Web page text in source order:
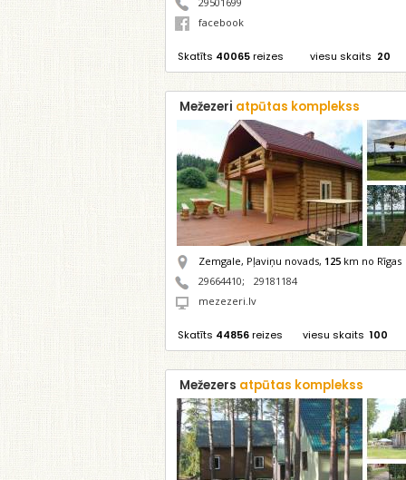
facebook
Skatīts 40065reizes viesu skaits 20
Mežezeri atpūtas komplekss
Zemgale, Pļaviņu novads, 125 km no Rīgas
29664410;
29181184
mezezeri.lv
Skatīts 44856reizes viesu skaits 100
Mežezers atpūtas komplekss